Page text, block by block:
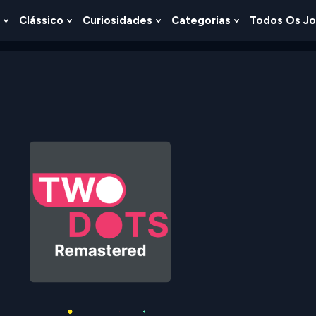
Show
Clássico Show
Curiosidades Show
Categorias Show
Todos Os